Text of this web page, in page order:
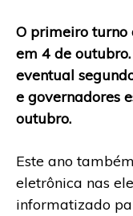
O primeiro turno
em 4 de
eventual
e governadores
outubro.
Este ano
eletrônica nas
informatizado